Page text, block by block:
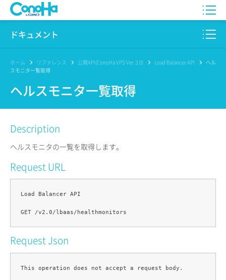
WING
Pencil
サービス一覧
サポート
ドキュメント
このサイトについて
プロダクト
リファレンス
リリースノート
ホーム リファレンス 公開API(ConoHa VPS Ver.3.0) Load Balancer API
ヘル
スモニタ一覧取得
ヘルスモニタ一覧取得
Description
ヘルスモニタの一覧を取得します。
Request URL
Load Balancer API
Request Json